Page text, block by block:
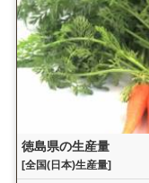
徳島県の生産量
[全国(日本)生産量]